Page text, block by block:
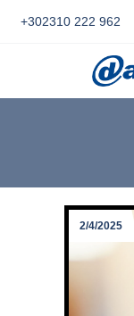
+302310 222 962
2/4/2025